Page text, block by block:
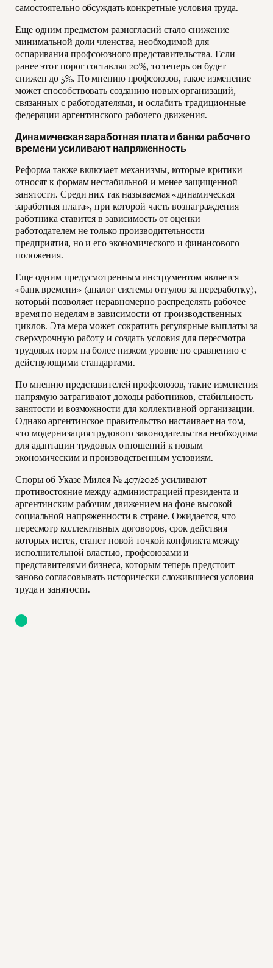
самостоятельно обсуждать конкретные условия труда.
Еще одним предметом разногласий стало снижение
минимальной доли членства, необходимой для
оспаривания профсоюзного представительства. Если
ранее этот порог составлял 20%, то теперь он будет
снижен до 5%. По мнению профсоюзов, такое изменение
может способствовать созданию новых организаций,
связанных с работодателями, и ослабить традиционные
федерации аргентинского рабочего движения.
Динамическая заработная плата и банки рабочего
времени усиливают напряженность
Реформа также включает механизмы, которые критики
относят к формам нестабильной и менее защищенной
занятости. Среди них так называемая «динамическая
заработная плата», при которой часть вознаграждения
работника ставится в зависимость от оценки
работодателем не только производительности
предприятия, но и его экономического и финансового
положения.
Еще одним предусмотренным инструментом является
«банк времени» (аналог системы отгулов за переработку),
который позволяет неравномерно распределять рабочее
время по неделям в зависимости от производственных
циклов. Эта мера может сократить регулярные выплаты за
сверхурочную работу и создать условия для пересмотра
трудовых норм на более низком уровне по сравнению с
действующими стандартами.
По мнению представителей профсоюзов, такие изменения
напрямую затрагивают доходы работников, стабильность
занятости и возможности для коллективной организации.
Однако аргентинское правительство настаивает на том,
что модернизация трудового законодательства необходима
для адаптации трудовых отношений к новым
экономическим и производственным условиям.
Споры об Указе Милея № 407/2026 усиливают
противостояние между администрацией президента и
аргентинским рабочим движением на фоне высокой
социальной напряженности в стране. Ожидается, что
пересмотр коллективных договоров, срок действия
которых истек, станет новой точкой конфликта между
исполнительной властью, профсоюзами и
представителями бизнеса, которым теперь предстоит
заново согласовывать исторически сложившиеся условия
труда и занятости.